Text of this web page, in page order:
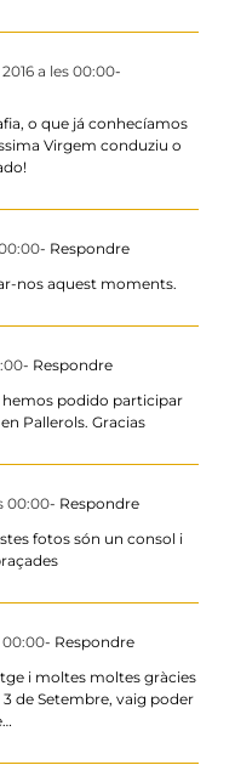
a les 00:00-
o que já conhecíamos
Virgem conduziu o
- Respondre
nos aquest moments.
- Respondre
podido participar
Pallerols. Gracias
00:00- Respondre
fotos són un consol i
00:00- Respondre
i moltes moltes gràcies
de Setembre, vaig poder